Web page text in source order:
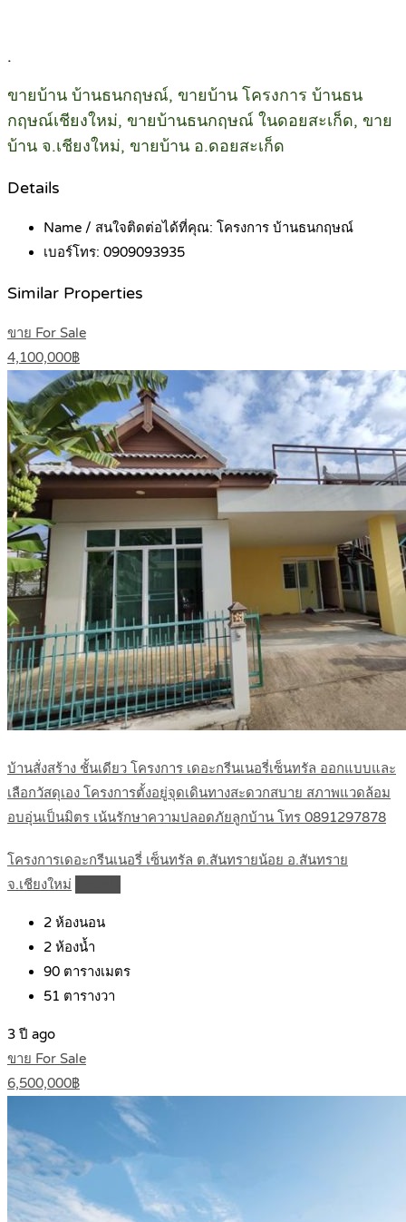
.
ขายบ้าน บ้านธนกฤษณ์, ขายบ้าน โครงการ บ้านธน
กฤษณ์เชียงใหม่, ขายบ้านธนกฤษณ์ ในดอยสะเก็ด, ขาย
บ้าน จ.เชียงใหม่, ขายบ้าน อ.ดอยสะเก็ด
Details
Name / สนใจติดต่อได้ที่คุณ: โครงการ บ้านธนกฤษณ์
เบอร์โทร: 0909093935
Similar Properties
ขาย For Sale
4,100,000฿
บ้านสั่งสร้าง ชั้นเดียว โครงการ เดอะกรีนเนอรี่เซ็นทรัล ออกแบบและ
เลือกวัสดุเอง โครงการตั้งอยู่จุดเดินทางสะดวกสบาย สภาพแวดล้อม
อบอุ่นเป็นมิตร เน้นรักษาความปลอดภัยลูกบ้าน โทร 0891297878
โครงการเดอะกรีนเนอรี่ เซ็นทรัล ต.สันทรายน้อย อ.สันทราย
จ.เชียงใหม่
2 ห้องนอน
2 ห้องน้ำ
90 ตารางเมตร
51 ตารางวา
3 ปี ago
ขาย For Sale
6,500,000฿